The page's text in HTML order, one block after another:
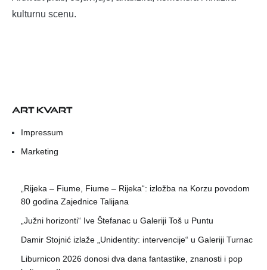
kulturnu scenu.
ART KVART
Impressum
Marketing
„Rijeka – Fiume, Fiume – Rijeka“: izložba na Korzu povodom
80 godina Zajednice Talijana
„Južni horizonti“ Ive Štefanac u Galeriji Toš u Puntu
Damir Stojnić izlaže „Unidentity: intervencije“ u Galeriji Turnac
Liburnicon 2026 donosi dva dana fantastike, znanosti i pop